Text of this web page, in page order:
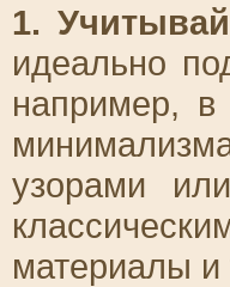
1.
идеально
например,
узорами
материалы